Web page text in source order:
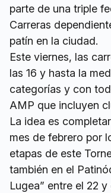
parte de una triple
Carreras
patín en la ciudad.
Este viernes, las
las 16 y hasta la
categorías y con
AMP que incluyen
La idea es
mes de febrero por
etapas de este
también en el
Lugea” entre el 22